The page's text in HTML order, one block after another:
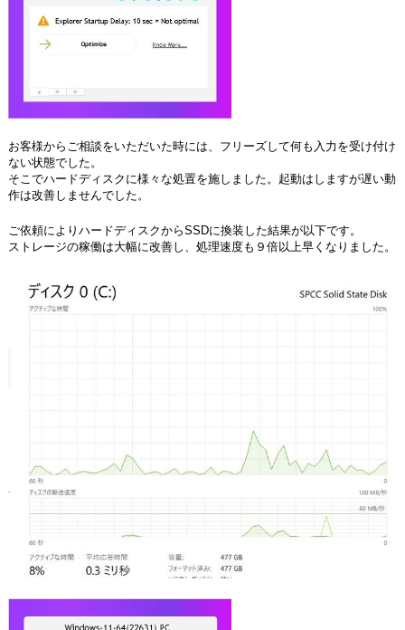
お客様からご相談をいただいた時には、フリーズして何も入力を受け付け
ない状態でした。
そこでハードディスクに様々な処置を施しました。起動はしますが遅い動
作は改善しませんでした。
ご依頼によりハードディスクからSSDに換装した結果が以下です。
ストレージの稼働は大幅に改善し、処理速度も９倍以上早くなりました。